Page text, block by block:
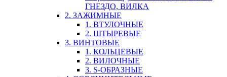
ГНЕЗДО, ВИЛКА
2. ЗАЖИМНЫЕ
1. ВТУЛОЧНЫЕ
2. ШТЫРЕВЫЕ
3. ВИНТОВЫЕ
1. КОЛЬЦЕВЫЕ
2. ВИЛОЧНЫЕ
3. S-ОБРАЗНЫЕ